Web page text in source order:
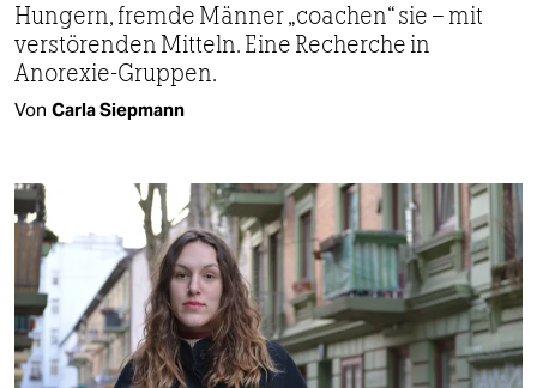
Hungern, fremde Männer „coachen“ sie – mit
verstörenden Mitteln. Eine Recherche in
Anorexie-Gruppen.
Von Carla Siepmann